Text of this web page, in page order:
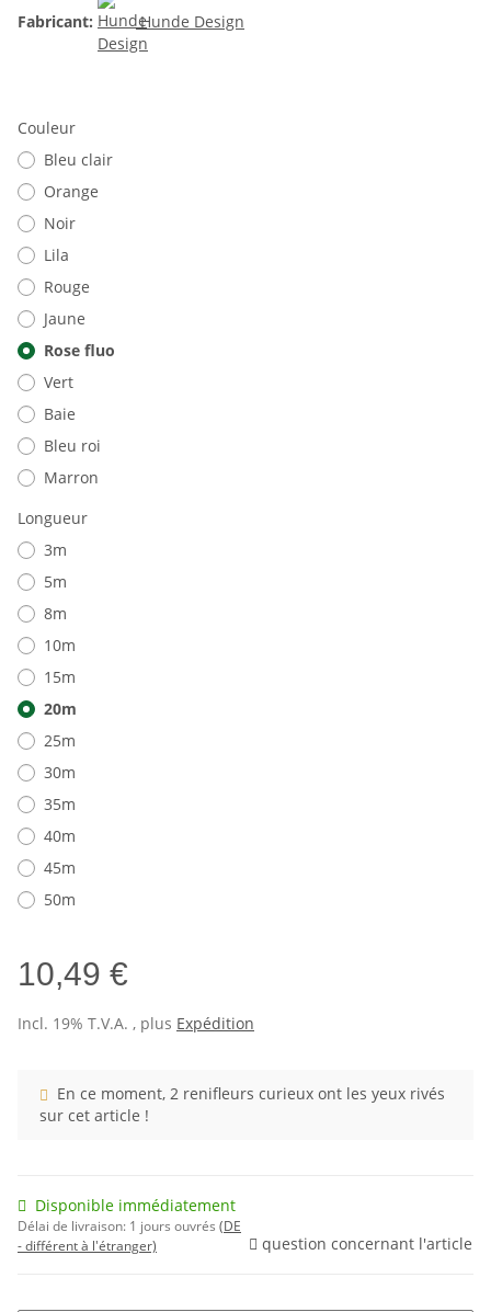
Fabricant:
Hunde Design
Couleur
Bleu clair
Orange
Noir
Lila
Rouge
Jaune
Rose fluo
Vert
Baie
Bleu roi
Marron
Longueur
3m
5m
8m
10m
15m
20m
25m
30m
35m
40m
45m
50m
10,49 €
Incl. 19% T.V.A. , plus Expédition
En ce moment, 2 renifleurs curieux ont les yeux rivés
sur cet article !
Disponible immédiatement
Délai de livraison: 1 jours ouvrés (DE
- différent à l'étranger)
question concernant l'article